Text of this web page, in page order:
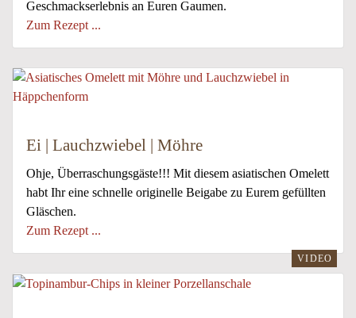
Geschmackserlebnis an Euren Gaumen.
Zum Rezept ...
Ei | Lauchzwiebel | Möhre
Ohje, Überraschungsgäste!!! Mit diesem asiatischen Omelett
habt Ihr eine schnelle originelle Beigabe zu Eurem gefüllten
Gläschen.
Zum Rezept ...
VIDEO